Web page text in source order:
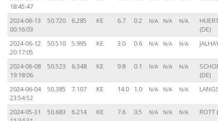
18:45:47
2024-06-13
00:16:03
50.720 6.285 KE 6.7 0.2 N/A N/A N/A
(DE)
2024-06-12
20:17:05
50.510 5.995 KE 3.0 0.6 N/A N/A N/A
2024-06-08
19:18:06
50.523 6.348 KE 9.8 0.1 N/A N/A N/A
(DE)
2024-06-04
23:54:52
50.385 7.107 KE 14.0 1.0 N/A N/A N/A
2024-05-31
50.683 6.214 KE 7.6 0.5 N/A N/A N/A ROTT